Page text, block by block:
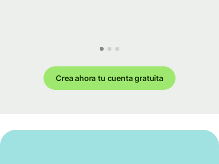
Crea ahora tu cuenta gratuita